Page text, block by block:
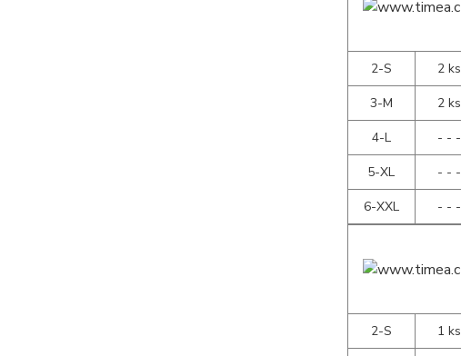
2-S
2 ks
3-M
2 ks
4-L
- - -
5-XL
- - -
6-XXL
- - -
2-S
1 ks